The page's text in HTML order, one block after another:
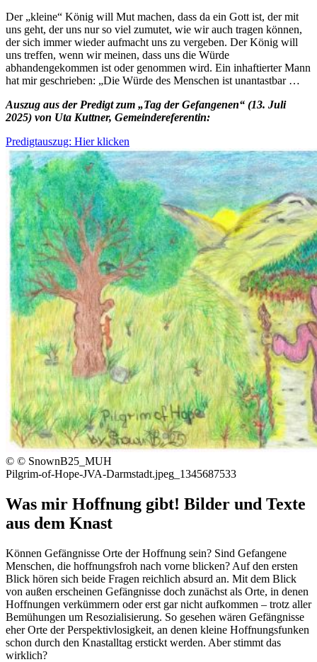
Der „kleine“ König will Mut machen, dass da ein Gott ist, der mit
uns geht, der uns nur so viel zumutet, wie wir auch tragen können,
der sich immer wieder aufmacht uns zu vergeben. Der König will
uns treffen, wenn wir meinen, dass uns die Würde
abhandengekommen ist oder genommen wird. Ein inhaftierter Mann
hat mir geschrieben: „Die Würde des Menschen ist unantastbar …
Auszug aus der Predigt zum „Tag der Gefangenen“ (13. Juli
2025) von Uta Kuttner, Gemeindereferentin:
Predigtauszug: Hier klicken
© © SnownB25_MUH
Pilgrim-of-Hope-JVA-Darmstadt.jpeg_1345687533
Was mir Hoffnung gibt! Bilder und Texte
aus dem Knast
Können Gefängnisse Orte der Hoffnung sein? Sind Gefangene
Menschen, die hoffnungsfroh nach vorne blicken? Auf den ersten
Blick hören sich beide Fragen reichlich absurd an. Mit dem Blick
von außen erscheinen Gefängnisse doch zunächst als Orte, in denen
Hoffnungen verkümmern oder erst gar nicht aufkommen – trotz aller
Bemühungen um Resozialisierung. So gesehen wären Gefängnisse
eher Orte der Perspektivlosigkeit, an denen kleine Hoffnungsfunken
schon durch den Knastalltag erstickt werden. Aber stimmt das
wirklich?